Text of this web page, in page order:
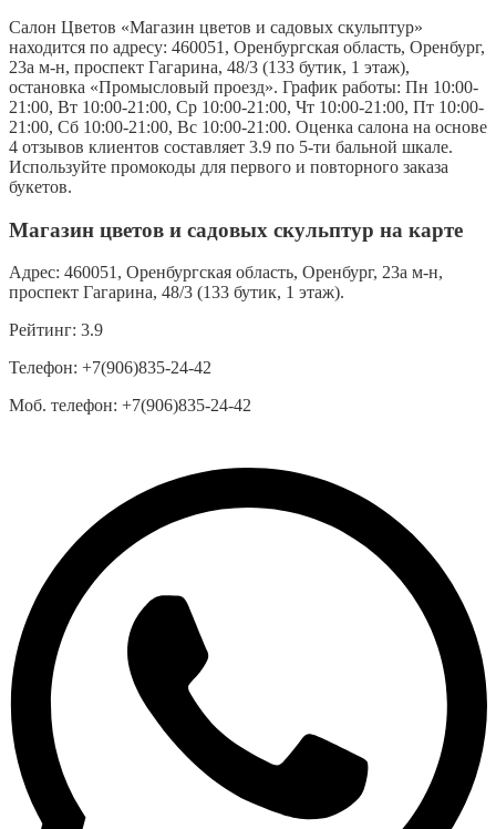
Салон Цветов «Магазин цветов и садовых скульптур»
находится по адресу: 460051, Оренбургская область, Оренбург,
23а м-н, проспект Гагарина, 48/3 (133 бутик, 1 этаж),
остановка «Промысловый проезд». График работы: Пн 10:00-
21:00, Вт 10:00-21:00, Ср 10:00-21:00, Чт 10:00-21:00, Пт 10:00-
21:00, Сб 10:00-21:00, Вс 10:00-21:00. Оценка салона на основе
4 отзывов клиентов составляет 3.9 по 5-ти бальной шкале.
Используйте промокоды для первого и повторного заказа
букетов.
Магазин цветов и садовых скульптур на карте
Адрес: 460051, Оренбургская область, Оренбург, 23а м-н,
проспект Гагарина, 48/3 (133 бутик, 1 этаж).
Рейтинг: 3.9
Телефон: +7(906)835-24-42
Моб. телефон: +7(906)835-24-42